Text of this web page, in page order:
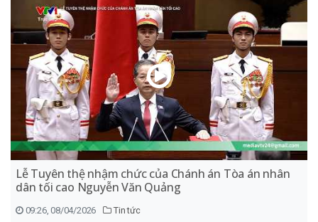
Lễ Tuyên thệ nhậm chức của Chánh án Tòa án nhân
dân tối cao Nguyễn Văn Quảng
09:26, 08/04/2026 Tin tức